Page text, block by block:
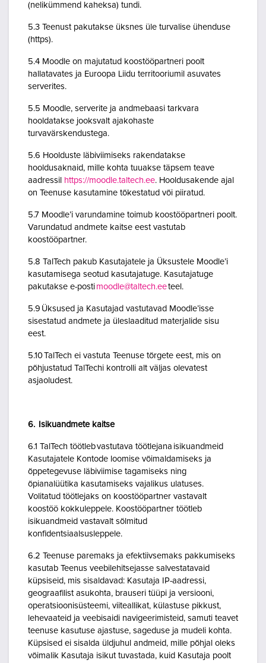
(nelikümmend kaheksa) tundi.
5.3 Teenust pakutakse üksnes üle turvalise ühenduse
(https).
5.4 Moodle on majutatud koostööpartneri poolt
hallatavates ja Euroopa Liidu territooriumil asuvates
serverites.
5.5 Moodle, serverite ja andmebaasi tarkvara
hooldatakse jooksvalt ajakohaste
turvavärskendustega.
5.6 Hoolduste läbiviimiseks rakendatakse
hooldusaknaid, mille kohta tuuakse täpsem teave
aadressil https://moodle.taltech.ee. Hooldusakende ajal
on Teenuse kasutamine tõkestatud või piiratud.
5.7 Moodle’i varundamine toimub koostööpartneri poolt.
Varundatud andmete kaitse eest vastutab
koostööpartner.
5.8 TalTech pakub Kasutajatele ja Üksustele Moodle’i
kasutamisega seotud kasutajatuge. Kasutajatuge
pakutakse e-posti moodle@taltech.eeteel.
5.9 Üksused ja Kasutajad vastutavad Moodle’isse
sisestatud andmete ja üleslaaditud materjalide sisu
eest.
5.10 TalTech ei vastuta Teenuse tõrgete eest, mis on
põhjustatud TalTechi kontrolli alt väljas olevatest
asjaoludest.
6. Isikuandmete kaitse
6.1 TalTech töötleb vastutava töötlejana isikuandmeid
Kasutajatele Kontode loomise võimaldamiseks ja
õppetegevuse läbiviimise tagamiseks ning
õpianalüütika kasutamiseks vajalikus ulatuses.
Volitatud töötlejaks on koostööpartner vastavalt
koostöö kokkuleppele. Koostööpartner töötleb
isikuandmeid vastavalt sõlmitud
konfidentsiaalsusleppele.
6.2 Teenuse paremaks ja efektiivsemaks pakkumiseks
kasutab Teenus veebilehitsejasse salvestatavaid
küpsiseid, mis sisaldavad: Kasutaja IP-aadressi,
geograafilist asukohta, brauseri tüüpi ja versiooni,
operatsioonisüsteemi, viiteallikat, külastuse pikkust,
lehevaateid ja veebisaidi navigeerimisteid, samuti teavet
teenuse kasutuse ajastuse, sageduse ja mudeli kohta.
Küpsised ei sisalda üldjuhul andmeid, mille põhjal oleks
võimalik Kasutaja isikut tuvastada, kuid Kasutaja poolt